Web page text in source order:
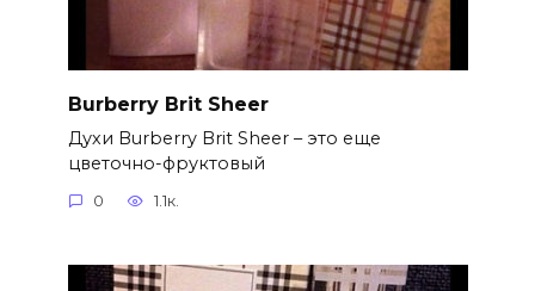
Burberry Brit Sheer
Духи Burberry Brit Sheer – это еще
цветочно-фруктовый
0 1.1к.